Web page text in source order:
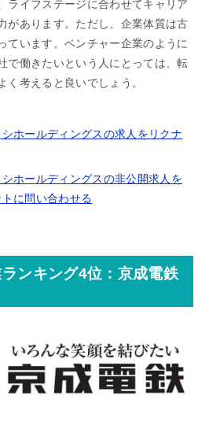
ライフステージに合わせてキャリア
があります。ただし、企業体質は古
ています。ベンチャー企業のように
で働きたいという人にとっては、転
考えると良いでしょう。
ホールディングスの求人をリクナ
ホールディングスの非公開求人を
に問い合わせる
ンキング4位：京成電鉄